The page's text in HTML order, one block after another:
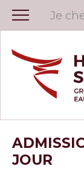
JOUR